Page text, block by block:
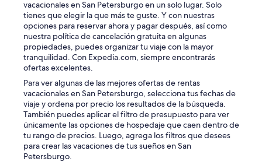
vacacionales en San Petersburgo en un solo lugar. Solo
tienes que elegir la que más te guste. Y con nuestras
opciones para reservar ahora y pagar después, así como
nuestra política de cancelación gratuita en algunas
propiedades, puedes organizar tu viaje con la mayor
tranquilidad. Con Expedia.com, siempre encontrarás
ofertas excelentes.
Para ver algunas de las mejores ofertas de rentas
vacacionales en San Petersburgo, selecciona tus fechas de
viaje y ordena por precio los resultados de la búsqueda.
También puedes aplicar el filtro de presupuesto para ver
únicamente las opciones de hospedaje que caen dentro de
tu rango de precios. Luego, agrega los filtros que desees
para crear las vacaciones de tus sueños en San
Petersburgo.